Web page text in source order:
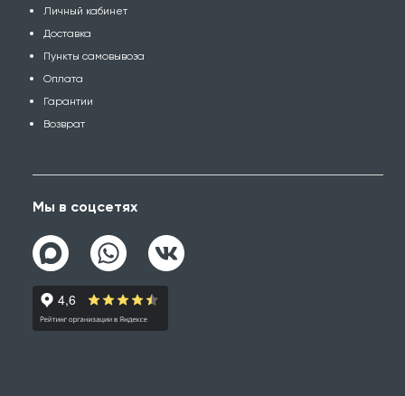
Личный кабинет
Доставка
Пункты самовывоза
Оплата
Гарантии
Возврат
Мы в соцсетях